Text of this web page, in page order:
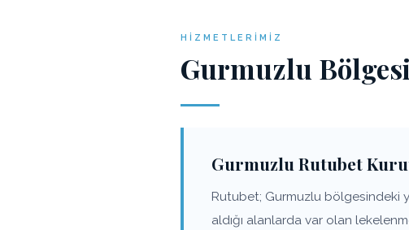
HIZMETLERIMIZ
Gurmuzlu
Gurmuzlu Rutubet
Rutubet; Gurmuzlu bölgesindeki
aldığı alanlarda var olan